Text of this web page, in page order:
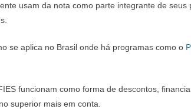
usam da nota como parte integrante de seus
se aplica no Brasil onde há programas como o
funcionam como forma de descontos,
superior mais em conta.